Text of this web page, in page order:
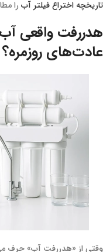
تاریخچه اختراع فیلتر آب را
هدررفت واقعی آب
عادت‌های روزمره؟
وقتی از «هدررفت آب» حرف